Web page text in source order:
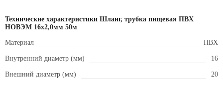
Технические характеристики Шланг, трубка пищевая ПВХ
НОВЭМ 16x2,0мм 50м
Материал ПВХ
Внутренний диаметр (мм) 16
Внешний диаметр (мм) 20